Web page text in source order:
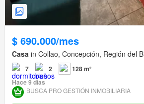
$ 690.000/mes
Casa in Collao, Concepción, Región del
7 2
128 m²
Hace 9 días
BUSCA PRO GESTIÓN INMOBILIARIA